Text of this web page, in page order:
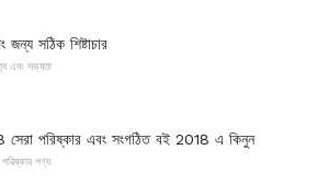
জন্য সঠিক শিষ্টাচার
এবং সভ্যতা
সেরা পরিষ্কার এবং সংগঠিত বই 2018 এ কিনুন
পরিষ্কার পণ্য